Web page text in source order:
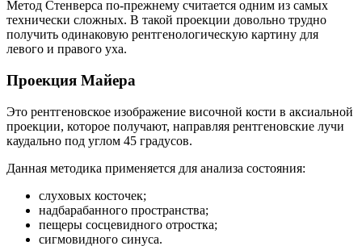
Метод Стенверса по-прежнему считается одним из самых
технически сложных. В такой проекции довольно трудно
получить одинаковую рентгенологическую картину для
левого и правого уха.
Проекция Майера
Это рентгеновское изображение височной кости в аксиальной
проекции, которое получают, направляя рентгеновские лучи
каудально под углом 45 градусов.
Данная методика применяется для анализа состояния:
слуховых косточек;
надбарабанного пространства;
пещеры сосцевидного отростка;
сигмовидного синуса.